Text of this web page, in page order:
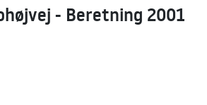
- Beretning 2001